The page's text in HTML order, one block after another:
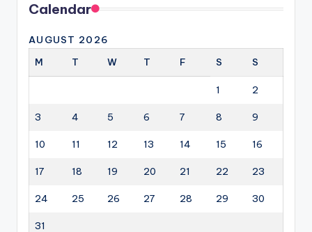
Calendar
AUGUST 2026
M
T W T F S S
1 2
3 4 5 6 7 8 9
10 11 12 13 14 15 16
17 18 19 20 21 22 23
24 25 26 27 28 29 30
31